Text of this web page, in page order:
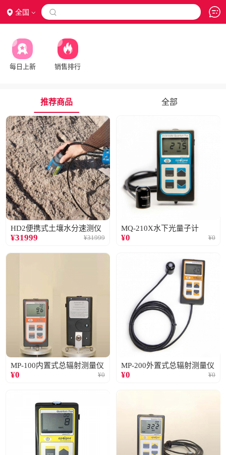
全国 
每日上新 销售排行
推荐商品 全部
HD2便携式土壤水分速测仪
¥31999 ¥31999
MQ-210X水下光量子计
¥0 ¥0
MP-100内置式总辐射测量仪
¥0 ¥0
MP-200外置式总辐射测量仪
¥0 ¥0